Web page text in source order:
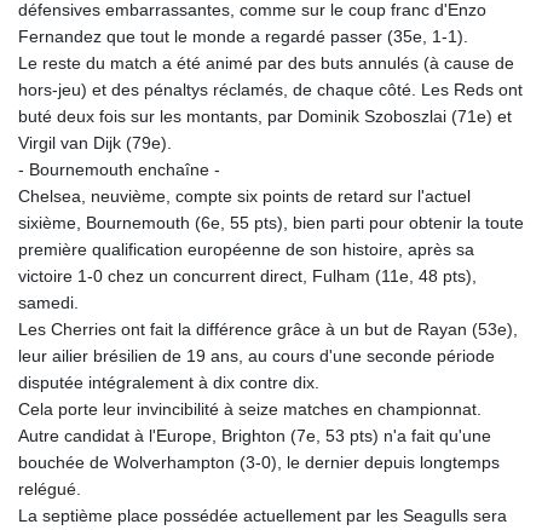
défensives embarrassantes, comme sur le coup franc d'Enzo
Fernandez que tout le monde a regardé passer (35e, 1-1).
Le reste du match a été animé par des buts annulés (à cause de
hors-jeu) et des pénaltys réclamés, de chaque côté. Les Reds ont
buté deux fois sur les montants, par Dominik Szoboszlai (71e) et
Virgil van Dijk (79e).
- Bournemouth enchaîne -
Chelsea, neuvième, compte six points de retard sur l'actuel
sixième, Bournemouth (6e, 55 pts), bien parti pour obtenir la toute
première qualification européenne de son histoire, après sa
victoire 1-0 chez un concurrent direct, Fulham (11e, 48 pts),
samedi.
Les Cherries ont fait la différence grâce à un but de Rayan (53e),
leur ailier brésilien de 19 ans, au cours d'une seconde période
disputée intégralement à dix contre dix.
Cela porte leur invincibilité à seize matches en championnat.
Autre candidat à l'Europe, Brighton (7e, 53 pts) n'a fait qu'une
bouchée de Wolverhampton (3-0), le dernier depuis longtemps
relégué.
La septième place possédée actuellement par les Seagulls sera